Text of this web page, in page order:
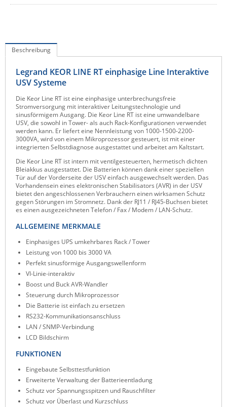
Kerlink
KVM TEC
LigoWave
Milesight
Moxa
Netio
Panorama Antennas
PatchSee
Power Kingdom
Poynting
Raritan
Riello UPS
Server Technology
Siretta
SIRIO Antenne
Sunbird
Tactical Software
TEKTELIC
Teltonika
Unwired Networks
Vision
Beschreibung
Legrand KEOR LINE RT einphasige Line Interaktive
USV Systeme
Die Keor Line RT ist eine einphasige unterbrechungsfreie
Stromversorgung mit interaktiver Leitungstechnologie und
sinusförmigem Ausgang. Die Keor Line RT ist eine umwandelbare
USV, die sowohl in Tower- als auch Rack-Konfigurationen verwendet
werden kann. Er liefert eine Nennleistung von 1000-1500-2200-
3000VA, wird von einem Mikroprozessor gesteuert, ist mit einer
integrierten Selbstdiagnose ausgestattet und arbeitet am Kaltstart.
Die Keor Line RT ist intern mit ventilgesteuerten, hermetisch dichten
Bleiakkus ausgestattet. Die Batterien können dank einer speziellen
Tür auf der Vorderseite der USV einfach ausgewechselt werden. Das
Vorhandensein eines elektronischen Stabilisators (AVR) in der USV
bietet den angeschlossenen Verbrauchern einen wirksamen Schutz
gegen Störungen im Stromnetz. Dank der RJ11 / RJ45-Buchsen bietet
es einen ausgezeichneten Telefon / Fax / Modem / LAN-Schutz.
ALLGEMEINE MERKMALE
Einphasiges UPS umkehrbares Rack / Tower
Leistung von 1000 bis 3000 VA
Perfekt sinusförmige Ausgangswellenform
VI-Linie-interaktiv
Boost und Buck AVR-Wandler
Steuerung durch Mikroprozessor
Die Batterie ist einfach zu ersetzen
RS232-Kommunikationsanschluss
LAN / SNMP-Verbindung
LCD Bildschirm
FUNKTIONEN
Eingebaute Selbsttestfunktion
Erweiterte Verwaltung der Batterieentladung
Schutz vor Spannungsspitzen und Rauschfilter
Schutz vor Überlast und Kurzschluss